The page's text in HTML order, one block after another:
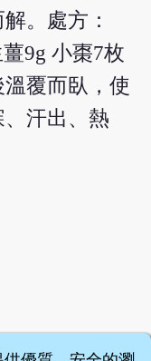
。處方：
9g 小棗7枚
覆而臥，使
汗出、熱